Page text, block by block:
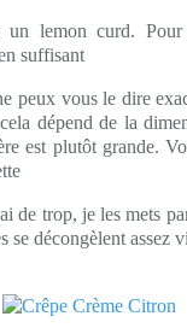
un lemon curd.
suffisant
peux vous le dire
dépend de la
est plutôt grande.
de trop, je les mets
se décongèlent assez